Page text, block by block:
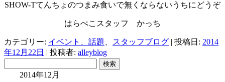
SHOW-Tてんちょのつまみ食いで無くならないうちにどうぞ
はらぺこスタッフ かっち
カテゴリー: イベント、話題 スタッフブログ | 投稿日: 2014
年12月22日 | 投稿者: alleyblog
2014年12月